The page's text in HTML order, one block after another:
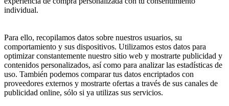
individual.
Para ello, recopilamos datos sobre nuestros usuarios, su
comportamiento y sus dispositivos. Utilizamos estos datos para
optimizar constantemente nuestro sitio web y mostrarte publicidad y
contenidos personalizados, así como para analizar las estadísticas de
uso. También podemos comparar tus datos encriptados con
proveedores externos y mostrarte ofertas a través de sus canales de
publicidad online, sólo si ya utilizas sus servicios.